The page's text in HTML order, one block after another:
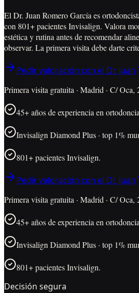
El Dr. Juan Romero García es
con 801+ pacientes Invisalign. Valora
estética y rutina antes de recomendar
observar. La primera visita debe darte
Pedir valoración con el Dr. Juan
Primera visita gratuita · Madrid · C/
45+ años de experiencia en
Invisalign Diamond Plus · top 1%
801+ pacientes Invisalign.
Pedir valoración con el Dr. Juan
Primera visita gratuita · Madrid · C/
45+ años de experiencia en
Invisalign Diamond Plus · top 1%
801+ pacientes Invisalign.
Decisión segura